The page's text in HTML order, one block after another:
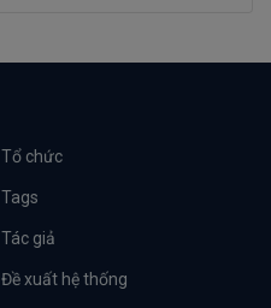
Tổ chức
Tags
Tác giả
Đề xuất hệ thống